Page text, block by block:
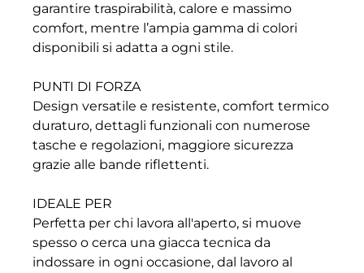
garantire traspirabilità, calore e massimo
comfort, mentre l’ampia gamma di colori
disponibili si adatta a ogni stile.
PUNTI DI FORZA
Design versatile e resistente, comfort termico
duraturo, dettagli funzionali con numerose
tasche e regolazioni, maggiore sicurezza
grazie alle bande riflettenti.
IDEALE PER
Perfetta per chi lavora all'aperto, si muove
spesso o cerca una giacca tecnica da
indossare in ogni occasione, dal lavoro al